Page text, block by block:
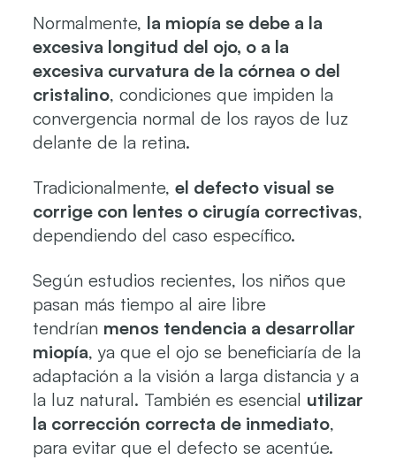
Normalmente, la miopía se debe a la
excesiva longitud del ojo, o a la
excesiva curvatura de la córnea o del
cristalino, condiciones que impiden la
convergencia normal de los rayos de luz
delante de la retina.
Tradicionalmente, el defecto visual se
corrige con lentes o cirugía correctivas,
dependiendo del caso específico.
Según estudios recientes, los niños que
pasan más tiempo al aire libre
tendrían menos tendencia a desarrollar
miopía, ya que el ojo se beneficiaría de la
adaptación a la visión a larga distancia y a
la luz natural. También es esencial utilizar
la corrección correcta de inmediato,
para evitar que el defecto se acentúe.